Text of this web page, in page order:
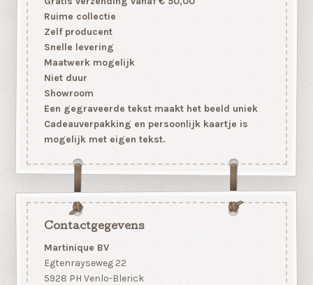
Ruime collectie
Zelf producent
Snelle levering
Maatwerk mogelijk
Niet duur
Showroom
Een gegraveerde tekst maakt het beeld uniek
Cadeauverpakking en persoonlijk kaartje is
mogelijk met eigen tekst.
Contactgegevens
Martinique BV
Egtenrayseweg 22
5928 PH Venlo-Blerick